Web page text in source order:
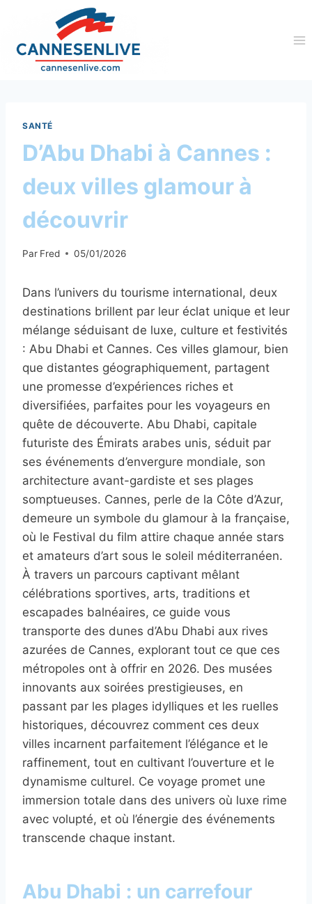
contenu
SANTÉ
D’Abu Dhabi à Cannes :
deux villes glamour à
découvrir
Par Fred 05/01/2026
Dans l’univers du tourisme international, deux
destinations brillent par leur éclat unique et leur
mélange séduisant de luxe, culture et festivités
: Abu Dhabi et Cannes. Ces villes glamour, bien
que distantes géographiquement, partagent
une promesse d’expériences riches et
diversifiées, parfaites pour les voyageurs en
quête de découverte. Abu Dhabi, capitale
futuriste des Émirats arabes unis, séduit par
ses événements d’envergure mondiale, son
architecture avant-gardiste et ses plages
somptueuses. Cannes, perle de la Côte d’Azur,
demeure un symbole du glamour à la française,
où le Festival du film attire chaque année stars
et amateurs d’art sous le soleil méditerranéen.
À travers un parcours captivant mêlant
célébrations sportives, arts, traditions et
escapades balnéaires, ce guide vous
transporte des dunes d’Abu Dhabi aux rives
azurées de Cannes, explorant tout ce que ces
métropoles ont à offrir en 2026. Des musées
innovants aux soirées prestigieuses, en
passant par les plages idylliques et les ruelles
historiques, découvrez comment ces deux
villes incarnent parfaitement l’élégance et le
raffinement, tout en cultivant l’ouverture et le
dynamisme culturel. Ce voyage promet une
immersion totale dans des univers où luxe rime
avec volupté, et où l’énergie des événements
transcende chaque instant.
Abu Dhabi : un carrefour